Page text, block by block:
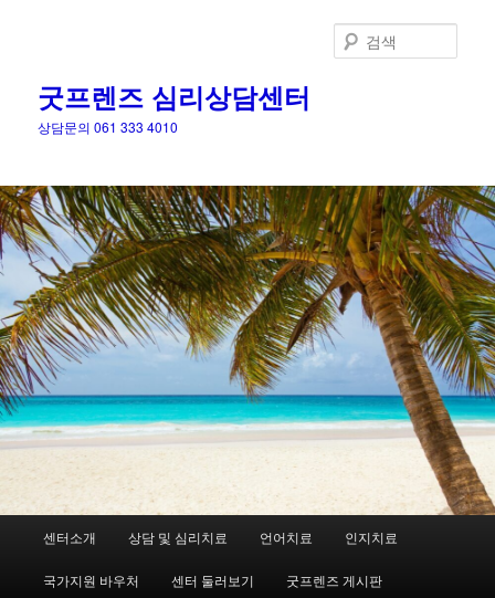
굿프렌즈 심리상담센터
상담문의 061 333 4010
색
첫
번
두
번
센터소개 상담 및 심리치료 언어치료 인지치료
국가지원 바우처 센터 둘러보기 굿프렌즈 게시판